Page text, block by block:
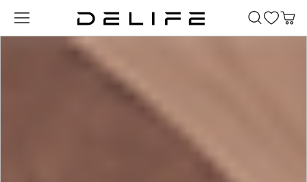
Passer au contenu principal